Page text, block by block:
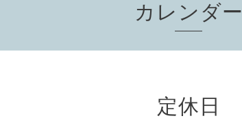
カレンダー
定休日